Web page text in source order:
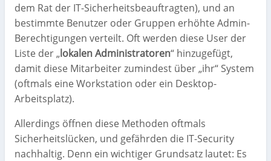
dem Rat der IT-Sicherheitsbeauftragten), und an
bestimmte Benutzer oder Gruppen erhöhte Admin-
Berechtigungen verteilt. Oft werden diese User der
Liste der „lokalen Administratoren“ hinzugefügt,
damit diese Mitarbeiter zumindest über „ihr“ System
(oftmals eine Workstation oder ein Desktop-
Arbeitsplatz).
Allerdings öffnen diese Methoden oftmals
Sicherheitslücken, und gefährden die IT-Security
nachhaltig. Denn ein wichtiger Grundsatz lautet: Es